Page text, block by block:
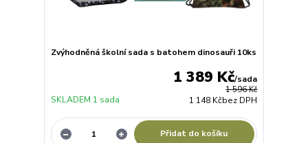
Zvýhodněná školní sada s batohem dinosauři 10ks
1 596 Kč
1 389 Kč/sada
1 148 Kčbez DPH
SKLADEM 1 sada
Přidat do košíku